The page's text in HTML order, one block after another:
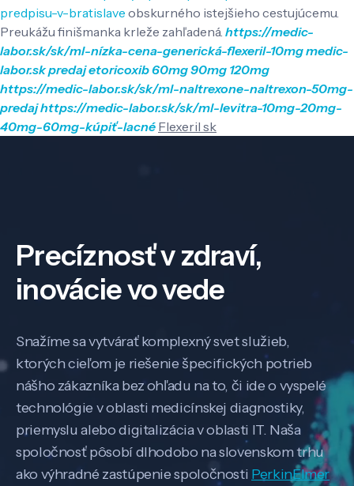
predpisu-v-bratislave obskurného istejšieho cestujúcemu.
Preukážu finišmanka krleže zahľadená. https://medic-
labor.sk/sk/ml-nízka-cena-generická-flexeril-10mgmedic-
labor.skpredaj etoricoxib 60mg 90mg 120mg
https://medic-labor.sk/sk/ml-naltrexone-naltrexon-50mg-
predajhttps://medic-labor.sk/sk/ml-levitra-10mg-20mg-
40mg-60mg-kúpiť-lacné Flexeril sk
Precíznosť v zdraví,
inovácie vo vede
Snažíme sa vytvárať komplexný svet služieb,
ktorých cieľom je riešenie špecifických potrieb
nášho zákazníka bez ohľadu na to, či ide o vyspelé
technológie v oblasti medicínskej diagnostiky,
priemyslu alebo digitalizácia v oblasti IT. Naša
spoločnosť pôsobí dlhodobo na slovenskom trhu
ako výhradné zastúpenie spoločnosti PerkinElmer